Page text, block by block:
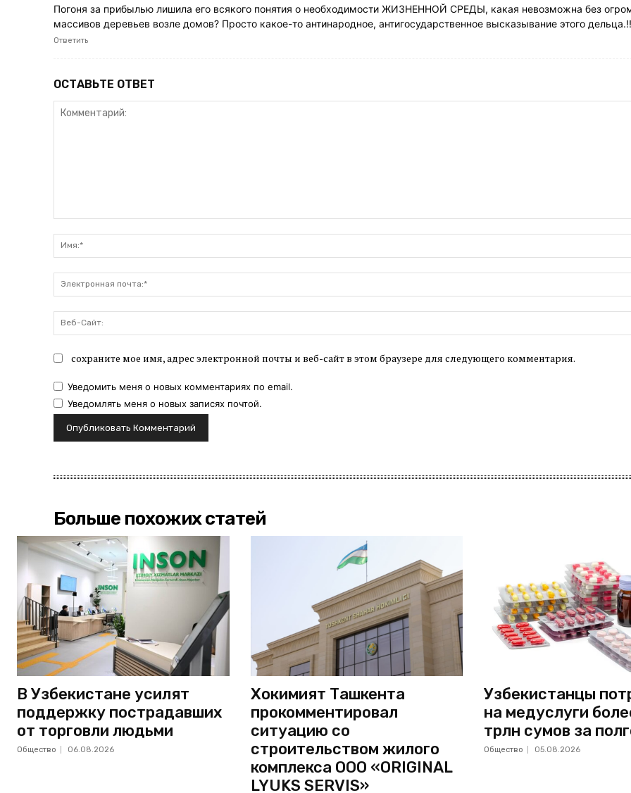
Погоня за прибылью лишила его всякого понятия о необходимости ЖИЗНЕННОЙ СРЕДЫ, какая невозможна без
массивов деревьев возле домов? Просто какое-то антинародное, антигосударственное высказывание этого
Ответить
ОСТАВЬТЕ ОТВЕТ
сохраните мое имя, адрес электронной почты и веб-сайт в этом браузере для следующего комментария.
Уведомить меня о новых комментариях по email.
Уведомлять меня о новых записях почтой.
Больше похожих статей
В Узбекистане усилят
поддержку пострадавших
от торговли людьми
Общество 06.08.2026
Хокимият Ташкента
прокомментировал
ситуацию со
строительством жилого
комплекса ООО «ORIGINAL
LYUKS SERVIS»
Узбекистанцы
на медуслуги
трлн сумов за
Общество 05.08.2026